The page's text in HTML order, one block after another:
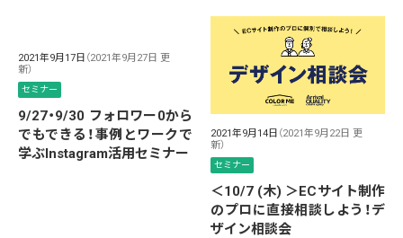
2021年9月17日 （2021年9月27日 更
新）
セミナー
9/27・9/30 フォロワー0から
でもできる！事例とワークで
学ぶInstagram活用セミナー
2021年9月14日 （2021年9月22日 更
新）
セミナー
＜10/7 (木) ＞ECサイト制作
のプロに直接相談しよう！デ
ザイン相談会